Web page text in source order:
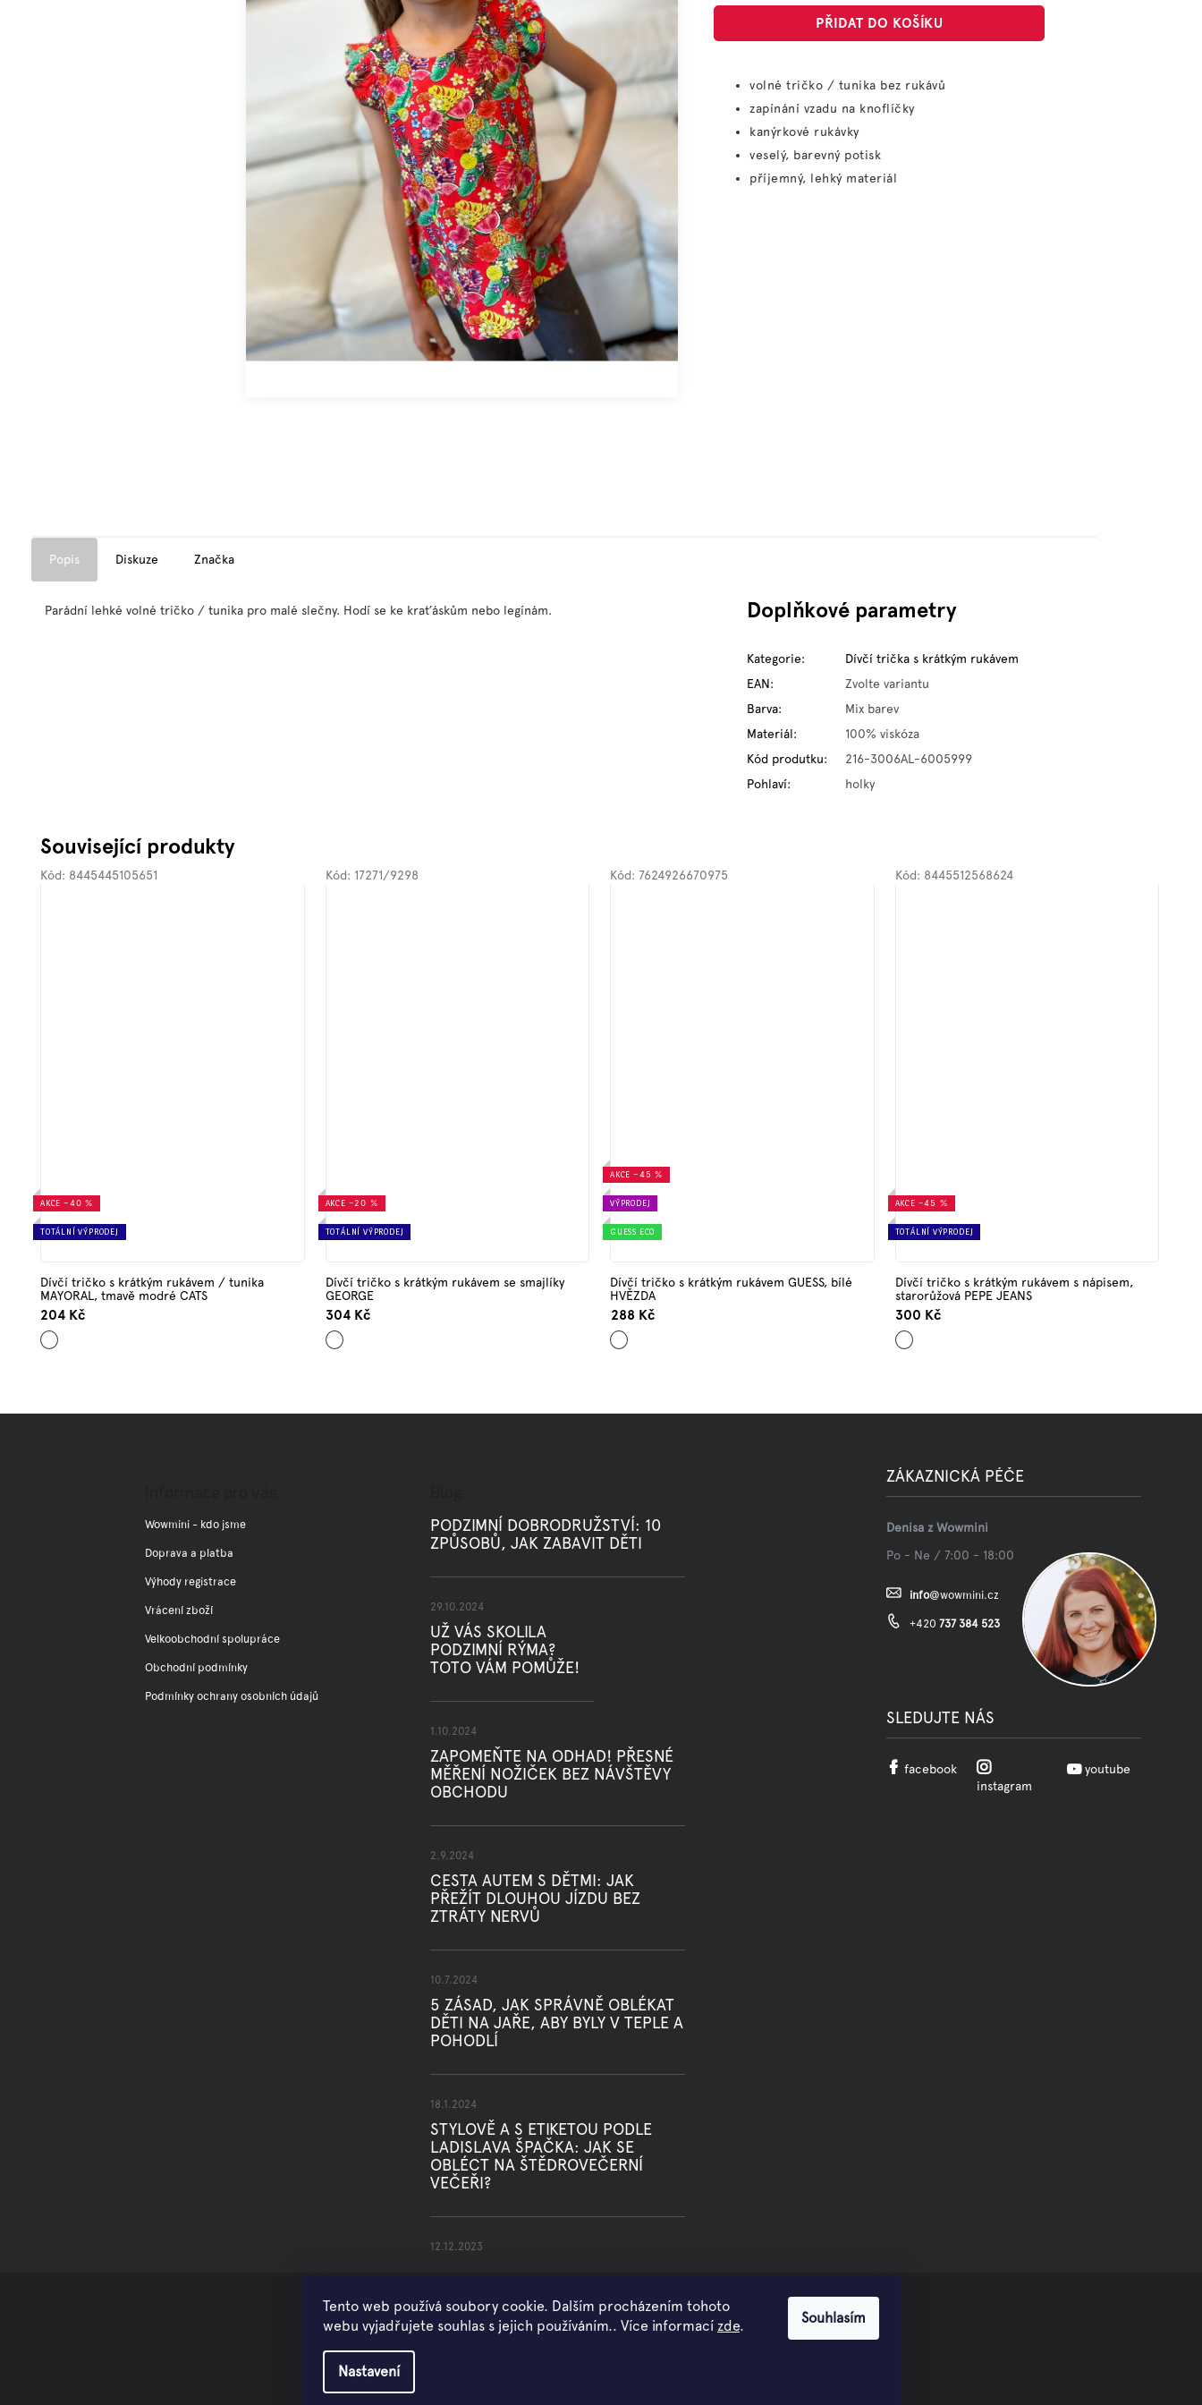
Tento web používá soubory cookie. Dalším procházením tohoto
webu vyjadřujete souhlas s jejich používáním.. Více informací zde.
Nastavení
Souhlasím
PŘIDAT DO KOŠÍKU
volné tričko / tunika bez rukávů
zapínání vzadu na knoflíčky
kanýrkové rukávky
veselý, barevný potisk
příjemný, lehký materiál
Popis Diskuze Značka
Parádní lehké volné tričko / tunika pro malé slečny. Hodí se ke kraťáskům nebo legínám. Doplňkové parametry
Kategorie:
Dívčí trička s krátkým rukávem
EAN:
Zvolte variantu
Barva:
Mix barev
Materiál:
100% viskóza
Kód produtku:
216-3006AL-6005999
Pohlaví: holky
Související produkty
AKCE –40 %
TOTÁLNÍ VÝPRODEJ
Dívčí tričko s krátkým rukávem / tunika
MAYORAL, tmavě modré CATS
204 Kč
Tmavě
modrá
Kód: 8445445105651
AKCE –20 %
TOTÁLNÍ VÝPRODEJ
Dívčí tričko s krátkým rukávem se smajlíky
GEORGE
304 Kč
Bílá
Kód: 17271/9298
AKCE –45 %
VÝPRODEJ
GUESS ECO
Dívčí tričko s krátkým rukávem GUESS, bílé
HVĚZDA
288 Kč
Bílá
Kód: 7624926670975
AKCE –45 %
TOTÁLNÍ VÝPRODEJ
Dívčí tričko s krátkým rukávem s nápisem,
starorůžová PEPE JEANS
300 Kč
Starorůžová
Kód: 8445512568624
Wowmini - kdo jsme
Doprava a platba
Výhody registrace
Vrácení zboží
Velkoobchodní spolupráce
Obchodní podmínky
Podmínky ochrany osobních údajů
PODZIMNÍ DOBRODRUŽSTVÍ: 10
ZPŮSOBŮ, JAK ZABAVIT DĚTI
29.10.2024
UŽ VÁS SKOLILA
PODZIMNÍ RÝMA?
TOTO VÁM POMŮŽE!
1.10.2024
ZAPOMEŇTE NA ODHAD! PŘESNÉ
MĚŘENÍ NOŽIČEK BEZ NÁVŠTĚVY
OBCHODU
2.9.2024
CESTA AUTEM S DĚTMI: JAK
PŘEŽÍT DLOUHOU JÍZDU BEZ
ZTRÁTY NERVŮ
10.7.2024
5 ZÁSAD, JAK SPRÁVNĚ OBLÉKAT
DĚTI NA JAŘE, ABY BYLY V TEPLE A
POHODLÍ
18.1.2024
STYLOVĚ A S ETIKETOU PODLE
LADISLAVA ŠPAČKA: JAK SE
OBLÉCT NA ŠTĚDROVEČERNÍ
VEČEŘI?
12.12.2023
ZÁKAZNICKÁ PÉČE
Denisa z Wowmini
Po - Ne / 7:00 - 18:00
info@wowmini.cz
+420 737 384 523
SLEDUJTE NÁS
facebook
instagram
youtube
Copyright 2026WOWMINI. Všechna práva vyhrazena.